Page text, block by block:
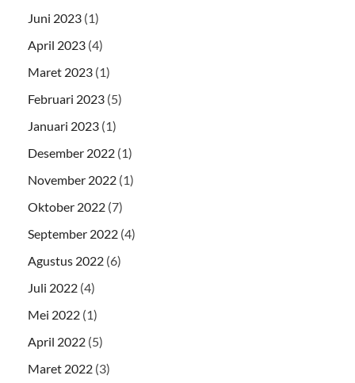
Juni 2023 (1)
April 2023 (4)
Maret 2023 (1)
Februari 2023 (5)
Januari 2023 (1)
Desember 2022 (1)
November 2022 (1)
Oktober 2022 (7)
September 2022 (4)
Agustus 2022 (6)
Juli 2022 (4)
Mei 2022 (1)
April 2022 (5)
Maret 2022 (3)